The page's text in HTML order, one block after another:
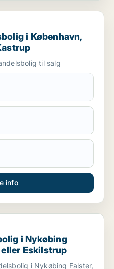
Frederiksberg eller
i København,
til salg
info
Falster, Nørre Alslev
i Nykøbing
Eskilstrup
i Nykøbing Falster,